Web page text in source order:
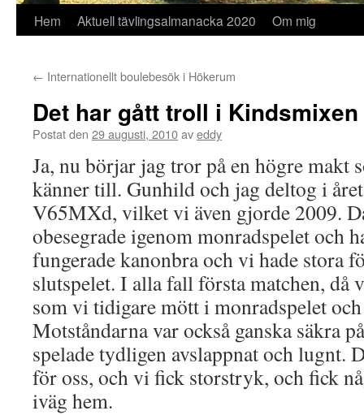
Hem Aktuell tävlingsalmanacka 2020 Om mig
← Internationellt boulebesök i Hökerum
Det har gått troll i Kindsmixen
Postat den 29 augusti, 2010aveddy
Ja, nu börjar jag tror på en högre makt
känner till. Gunhild och jag deltog i
V65MXd, vilket vi även gjorde 2009.
obesegrade igenom monradspelet och
fungerade kanonbra och vi hade stora
slutspelet. I alla fall första matchen, då
som vi tidigare mött i monradspelet
Motståndarna var också ganska säkra
spelade tydligen avslappnat och lugnt.
för oss, och vi fick storstryk, och fick
iväg hem.